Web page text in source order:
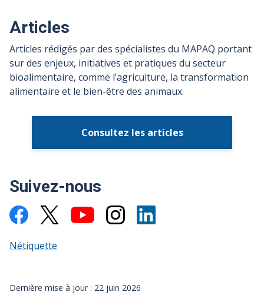
Articles
Articles rédigés par des spécialistes du MAPAQ portant
sur des enjeux, initiatives et pratiques du secteur
bioalimentaire, comme l’agriculture, la transformation
alimentaire et le bien-être des animaux.
Consultez les articles
Suivez-nous
Nétiquette
Dernière mise à jour : 22 juin 2026